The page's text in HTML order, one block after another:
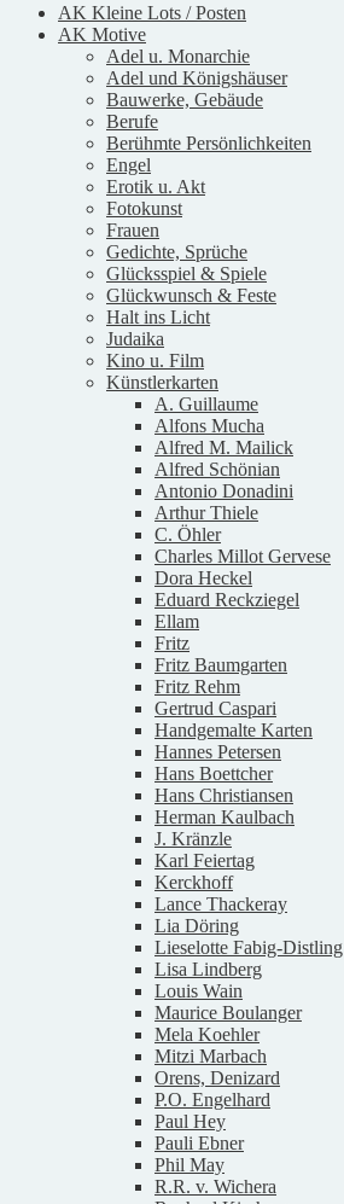
AK Kleine Lots / Posten
AK Motive
Adel u. Monarchie
Adel und Königshäuser
Bauwerke, Gebäude
Berufe
Berühmte Persönlichkeiten
Engel
Erotik u. Akt
Fotokunst
Frauen
Gedichte, Sprüche
Glücksspiel & Spiele
Glückwunsch & Feste
Halt ins Licht
Judaika
Kino u. Film
Künstlerkarten
A. Guillaume
Alfons Mucha
Alfred M. Mailick
Alfred Schönian
Antonio Donadini
Arthur Thiele
C. Öhler
Charles Millot Gervese
Dora Heckel
Eduard Reckziegel
Ellam
Fritz
Fritz Baumgarten
Fritz Rehm
Gertrud Caspari
Handgemalte Karten
Hannes Petersen
Hans Boettcher
Hans Christiansen
Herman Kaulbach
J. Kränzle
Karl Feiertag
Kerckhoff
Lance Thackeray
Lia Döring
Lieselotte Fabig-Distling
Lisa Lindberg
Louis Wain
Maurice Boulanger
Mela Koehler
Mitzi Marbach
Orens, Denizard
P.O. Engelhard
Paul Hey
Pauli Ebner
Phil May
R.R. v. Wichera